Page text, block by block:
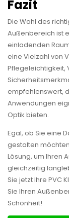
Fazit
Die Wahl des
Außenbereich ist
einladenden
eine Vielzahl von
Pflegeleichtigkeit,
empfehlenswert,
Anwendungen
Optik bieten.
Egal, ob Sie eine
gestalten
Lösung, um Ihren
gleichzeitig
Sie jetzt Ihre PVC
Sie Ihren
Schönheit!